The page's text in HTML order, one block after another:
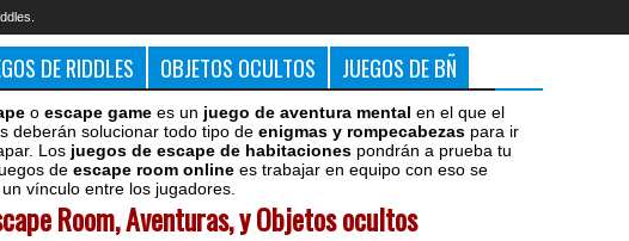
DE RIDDLES OBJETOS OCULTOS JUEGOS DE BÑ
o escape game es un juego de aventura mental en el que el
deberán solucionar todo tipo de enigmas y rompecabezas para ir
Los juegos de escape de habitaciones pondrán a prueba tu
de escape room online es trabajar en equipo con eso se
vínculo entre los jugadores.
Room, Aventuras, y Objetos ocultos